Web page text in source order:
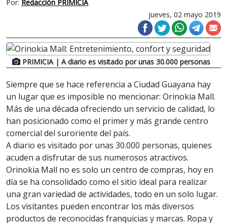
Por: Redacción PRIMICIA
jueves, 02 mayo 2019
PRIMICIA| A diario es visitado por unas 30.000 personas
Siempre que se hace referencia a Ciudad Guayana hay
un lugar que es imposible no mencionar: Orinokia Mall.
Más de una década ofreciendo un servicio de calidad, lo
han posicionado como el primer y más grande centro
comercial del suroriente del país.
A diario es visitado por unas 30.000 personas, quienes
acuden a disfrutar de sus numerosos atractivos.
Orinokia Mall no es solo un centro de compras, hoy en
día se ha consolidado como el sitio ideal para realizar
una gran variedad de actividades, todo en un solo lugar.
Los visitantes pueden encontrar los más diversos
productos de reconocidas franquicias y marcas. Ropa y